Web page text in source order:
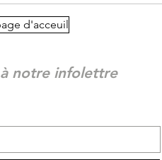
d'acceuil
notre infolettre